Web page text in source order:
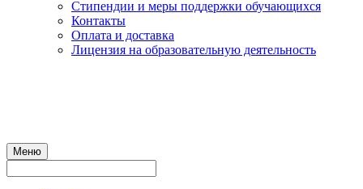
Стипендии и меры поддержки обучающихся
Контакты
Оплата и доставка
Лицензия на образовательную деятельность
Меню